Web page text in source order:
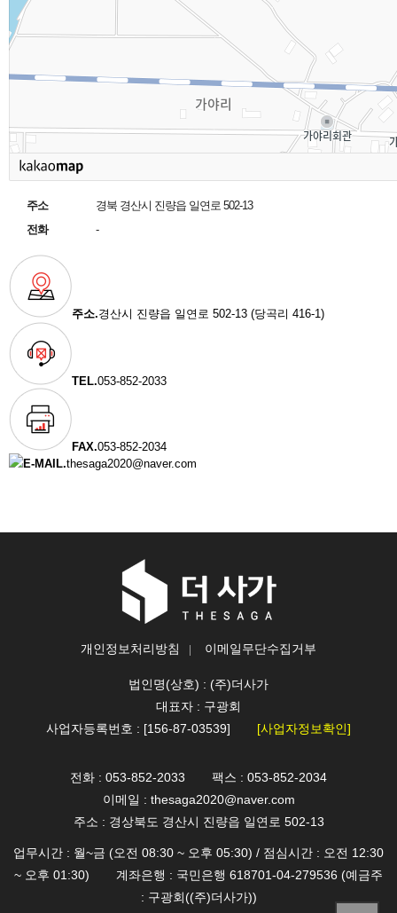
주소
경북 경산시 진량읍 일연로 502-13
전화
-
주소.경산시 진량읍 일연로 502-13 (당곡리 416-1)
TEL.053-852-2033
FAX.053-852-2034
E-MAIL.thesaga2020@naver.com
개인정보처리방침 이메일무단수집거부
법인명(상호) : (주)더사가
대표자 : 구광회
사업자등록번호 : [156-87-03539]
[사업자정보확인]
전화 : 053-852-2033
팩스 : 053-852-2034
이메일 : thesaga2020@naver.com
주소 : 경상북도 경산시 진량읍 일연로 502-13
업무시간 : 월~금 (오전 08:30 ~ 오후 05:30) / 점심시간 : 오전 12:30
~ 오후 01:30)
계좌은행 : 국민은행 618701-04-279536 (예금주
: 구광회((주)더사가))